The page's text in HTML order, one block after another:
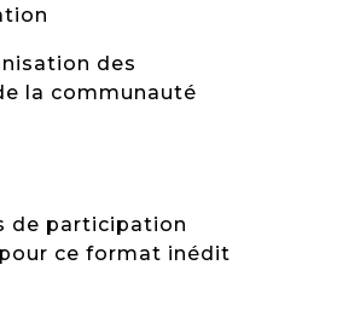
des
la communauté
de participation
ce format inédit